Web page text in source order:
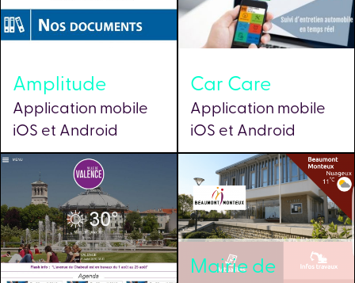
Amplitude
Application mobile
iOS et Android
Car Care
Application mobile
iOS et Android
Mairie de